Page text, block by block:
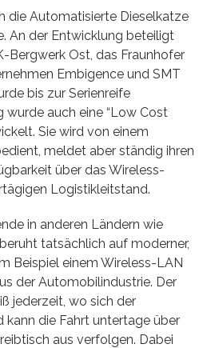
die Automatisierte Dieselkatze
An der Entwicklung beteiligt
Bergwerk Ost, das Fraunhofer
Embigence und SMT
bis zur Serienreife
auch eine “Low Cost
Sie wird von einem
meldet aber ständig ihren
über das Wireless-
Logistikleitstand.
in anderen Ländern wie
tatsächlich auf moderner,
Beispiel einem Wireless-LAN
der Automobilindustrie. Der
jederzeit, wo sich der
kann die Fahrt untertage über
aus verfolgen. Dabei